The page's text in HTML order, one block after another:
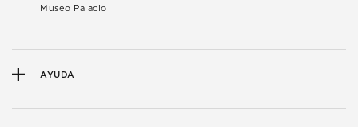
Museo Palacio
AYUDA